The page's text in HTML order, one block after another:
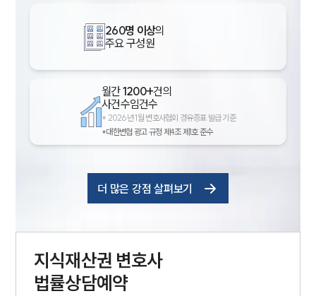
260명 이상의
주요 구성원
월간1200+건의
사건수임건수
* 2026년 1월 변호사협회 경유증표 발급 기준
*대한변협 광고 규정 제4조 제1호 준수
더 많은 강점 살펴보기
지식재산권 변호사
법률상담예약